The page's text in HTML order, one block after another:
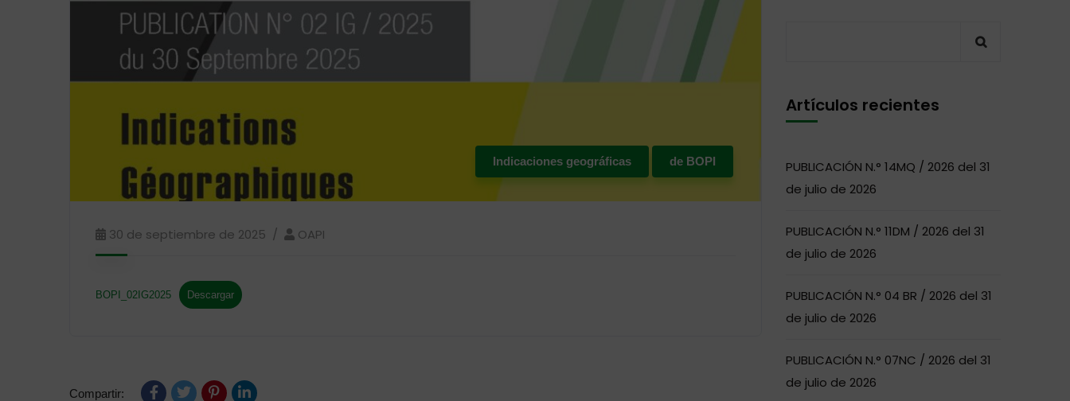
Indicaciones geográficas de BOPI
30 de septiembre de 2025 OAPI
BOPI_02IG2025 Descargar
Compartir:
Artículos recientes
PUBLICACIÓN N.° 14MQ / 2026 del 31
de julio de 2026
PUBLICACIÓN N.° 11DM / 2026 del 31
de julio de 2026
PUBLICACIÓN N.° 04 BR / 2026 del 31
de julio de 2026
PUBLICACIÓN N.° 07NC / 2026 del 31
de julio de 2026